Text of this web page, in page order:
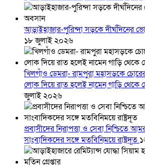
আড়াইহাজার-পুরিন্দা সড়কে দীর্ঘদিনের
১৮ জুলাই ২০২৬
খিলগাঁও ডেমরা- রামপুরা মহাসড়কে
লোক দিয়ে রাত হলেই নামেন গাড়ি থেকে
জুলাই ২০২৬
প্রবাসীদের নিরাপত্তা ও সেবা নিশ্চিতে
সাংবাদিকদের সঙ্গে মতবিনিময়ে রাষ্ট্রদূত